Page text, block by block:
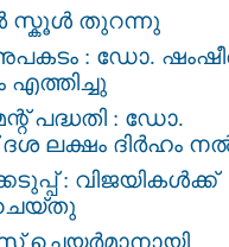
തുറന്നു
: ഡോ.
പദ്ധതി : ഡോ.
ലക്ഷം ദിര്‍ഹം
: വിജയികൾക്ക്
ചെയർമാനായി